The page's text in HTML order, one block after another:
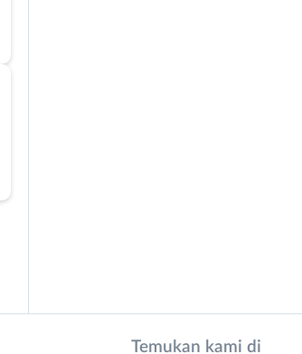
Temukan kami di